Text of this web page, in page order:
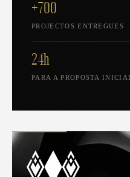
+700
PROJECTOS ENTREGUES
24h
PARA A PROPOSTA